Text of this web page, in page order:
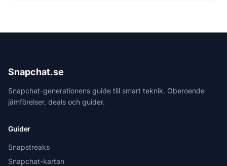
Snapchat.se
Snapchat-generationens guide till smart teknik. Oberoende
jämförelser, deals och guider.
Guider
Snapstreaks
Snapchat-kartan